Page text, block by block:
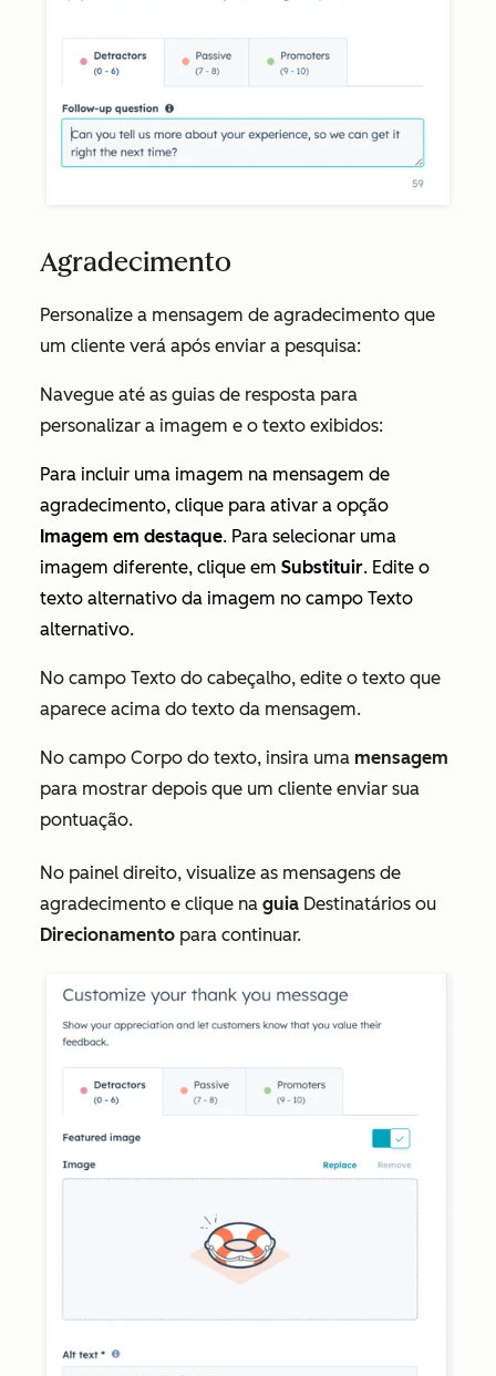
Agradecimento
Personalize a mensagem de agradecimento que
um cliente verá após enviar a pesquisa:
Navegue até as guias de resposta para
personalizar a imagem e o texto exibidos:
Para incluir uma imagem na mensagem de
agradecimento, clique para ativar a opção
Imagem em destaque. Para selecionar uma
imagem diferente, clique em Substituir. Edite o
texto alternativo da imagem no campo Texto
alternativo.
No campo Texto do cabeçalho, edite o texto que
aparece acima do texto da mensagem.
No campo Corpo do texto, insira uma mensagem
para mostrar depois que um cliente enviar sua
pontuação.
No painel direito, visualize as mensagens de
agradecimento e clique na guia Destinatários ou
Direcionamento para continuar.